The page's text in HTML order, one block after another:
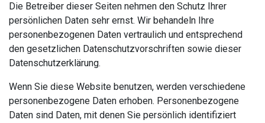
Die Betreiber dieser Seiten nehmen den Schutz Ihrer
persönlichen Daten sehr ernst. Wir behandeln Ihre
personenbezogenen Daten vertraulich und entsprechend
den gesetzlichen Datenschutzvorschriften sowie dieser
Datenschutzerklärung.
Wenn Sie diese Website benutzen, werden verschiedene
personenbezogene Daten erhoben. Personenbezogene
Daten sind Daten, mit denen Sie persönlich identifiziert